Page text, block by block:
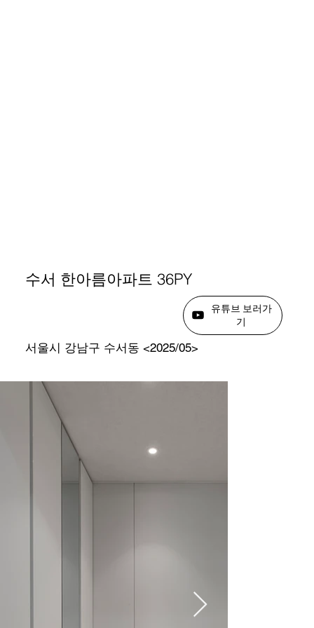
수서 한아름아파트 36PY
유튜브 보러가
기
서울시 강남구 수서동 <2025/05>